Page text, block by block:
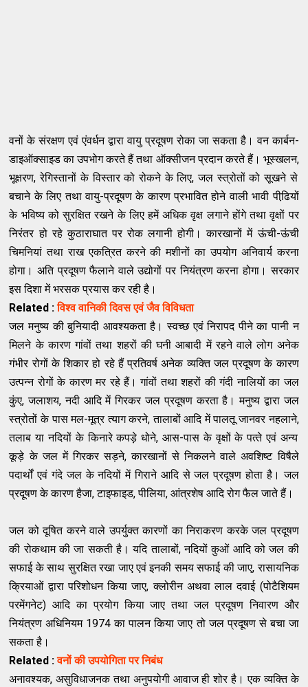
वनों के संरक्षण एवं एंवर्धन द्वारा वायु प्रदूषण रोका जा सकता है। वन कार्बन-
डाइऑक्‍साइड का उपभोग करते हैं तथा ऑक्‍सीजन प्रदान करते हैं। भूस्‍खलन,
भूक्षरण, रेगिस्‍तानों के विस्‍तार को रोकने के लिए, जल स्‍त्रोतों को सूखने से
बचाने के लिए तथा वायु-प्रदूषण के कारण प्रभावित होने वाली भावी पीढि़यों
के भविष्‍य को सुरक्षित रखने के लिए हमें अधिक वृ‍क्ष लगाने होंगे तथा वृक्षों पर
निरंतर हो रहे कुठाराघात पर रोक लगानी होगी। कारखानों में ऊंची-ऊंची
चिमनियां तथा राख एकत्रित करने की मशीनों का उपयोग अनिवार्य करना
होगा। अति प्रदूषण फैलाने वाले उद्योगों पर नियंत्रण करना होगा। सरकार
इस दिशा में भरसक प्रयास कर रही है।
Related :विश्व वानिकी दिवस एवं जैव विविधता
जल मनुष्‍य की बुनियादी आवश्‍यकता है। स्‍वच्‍छ एवं निरापद पीने का पानी न
मिलने के कारण गांवों तथा शहरों की घनी आबादी में रहने वाले लोग अनेक
गंभीर रोगों के शिकार हो रहे हैं प्रतिवर्ष अनेक व्‍यक्‍ति जल प्रदूषण के कारण
उत्‍पन्‍न रोगों के कारण मर रहे हैं। गांवों तथा शहरों की गंदी नालियों का जल
कुंए, जलाशय, नदी आदि में गिरकर जल प्रदूषण करता है। मनुष्‍य द्वारा जल
स्‍त्रोतों के पास मल-मूत्र त्‍याग करने, तालाबों आदि में पालतू जानवर नहलाने,
तलाब या नदियों के किनारे कपड़े धोने, आस-पास के वृक्षों के पत्‍ते एवं अन्‍य
कूड़े के जल में गिरकर सड़ने,कारखानों से निकलने वाले अवशिष्‍ट विषैले
पदार्थों एवं गंदे जल के नदियों में गिराने आदि से जल प्रदूषण होता है। जल
प्रदूषण के कारण हैजा,टाइफाइड,पीलिया, आंत्रशेष आदि रोग फैल जाते हैं।
जल को दूषित करने वाले उपर्युक्‍त कारणों का निराकरण करके जल प्रदूषण
की रोकथाम की जा सकती है। यदि तालाबों,नदियों कुओं आदि को जल की
सफाई के साथ सुरक्षित रखा जाए एवं इनकी समय सफाई की जाए, रासायनिक
क्रियाओं द्वारा परिशोधन किया जाए, क्‍लोरीन अथवा लाल दवाई (पोटैशियम
परमेंगनेट) आदि का प्रयोग किया जाए तथा जल प्रदूषण निवारण और
नियंत्रण अधिनियम 1974 का पालन किया जाए तो जल प्रदूषण से बचा जा
सकता है।
Related :वनों की उपयोगिता पर निबंध
अनावश्‍यक, असुविधाजनक तथा अनुपयोगी आवाज ही शोर है। एक व्‍यक्‍ति के